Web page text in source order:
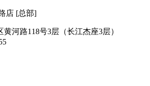
店 [总部]
河路118号3层（长江杰座3层）